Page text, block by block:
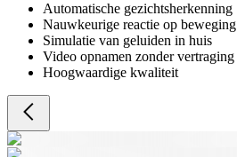
Automatische gezichtsherkenning
Nauwkeurige reactie op beweging
Simulatie van geluiden in huis
Video opnamen zonder vertraging
Hoogwaardige kwaliteit